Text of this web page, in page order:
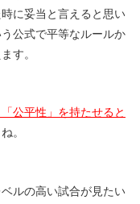
に妥当と言えると思い
公式で平等なルールか
す。
公平性」を持たせると
。
ルの高い試合が見たい